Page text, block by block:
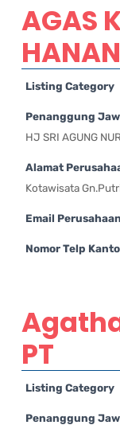
AGAS
Listing Category
Penanggung
HJ SRI AGUNG
Alamat
Kotawisata
Email Perusahaan
Nomor Telp
PT
Listing Category
Penanggung